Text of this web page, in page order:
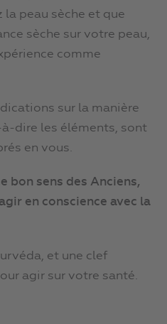
la peau sèche et que
sèche sur votre peau,
comme
sur la manière
à-dire les éléments, sont
en vous.
bon sens des Anciens,
en conscience avec la
et une clef
agir sur votre santé.